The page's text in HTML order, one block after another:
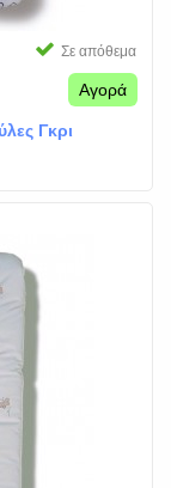
Σε απόθεμα
Αγορά
Γκρι